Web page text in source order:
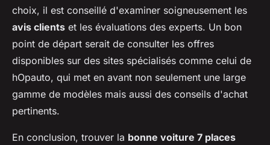
choix, il est conseillé d'examiner soigneusement les
avis clients et les évaluations des experts. Un bon
point de départ serait de consulter les offres
disponibles sur des sites spécialisés comme celui de
hOpauto, qui met en avant non seulement une large
gamme de modèles mais aussi des conseils d'achat
pertinents.
En conclusion, trouver la bonne voiture 7 places